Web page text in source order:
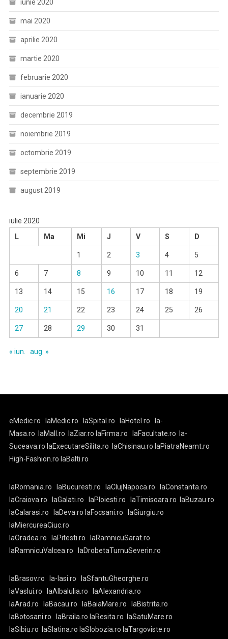
iunie 2020
mai 2020
aprilie 2020
martie 2020
februarie 2020
ianuarie 2020
decembrie 2019
noiembrie 2019
octombrie 2019
septembrie 2019
august 2019
iulie 2020
L
Ma Mi J V S D
1 2 3 4 5
6 7 8 9 10 11 12
13 14 15 16 17 18 19
20 21 22 23 24 25 26
27 28 29 30 31
« iun. aug. »
eMedic.ro laMedic.ro laSpital.ro laHotel.ro
la-
Masa.ro
laMall.ro laZiar.ro laFirma.ro laFacultate.ro
la-
Suceava.ro laExecutareSilita.ro laChisinau.ro laPiatraNeamt.ro
High-Fashion.ro laBalti.ro
laRomania.ro laBucuresti.ro laClujNapoca.ro
laConstanta.ro
laCraiova.ro
laGalati.ro laPloiesti.ro laTimisoara.ro
laBuzau.ro
laCalarasi.ro
laDeva.ro laFocsani.ro
laGiurgiu.ro
laMiercureaCiuc.ro
laOradea.ro
laPitesti.ro
laRamnicuSarat.ro
laRamnicuValcea.ro
laDrobetaTurnuSeverin.ro
laBrasov.ro la-Iasi.ro
laSfantuGheorghe.ro
laVaslui.ro
laAlbaIulia.ro
laAlexandria.ro
laArad.ro
laBacau.ro laBaiaMare.ro
laBistrita.ro
laBotosani.ro
laBraila.ro laResita.ro
laSatuMare.ro
laSibiu.ro
laSlatina.ro laSlobozia.ro laTargoviste.ro